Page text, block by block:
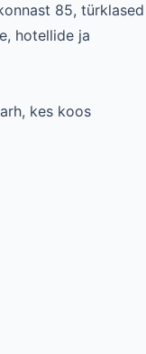
85, türklased
hotellide ja
kes koos